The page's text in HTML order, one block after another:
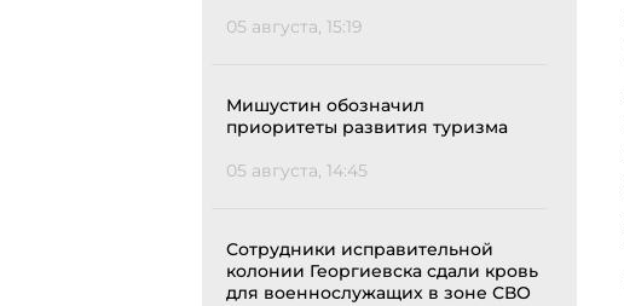
05 августа, 15:19
Мишустин обозначил
приоритеты развития туризма
05 августа, 14:45
Сотрудники исправительной
колонии Георгиевска сдали кровь
для военнослужащих в зоне СВО